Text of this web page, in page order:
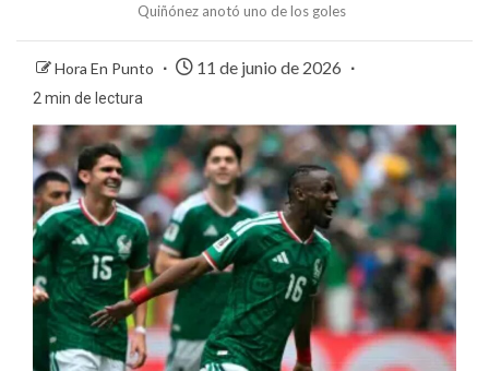
Quiñónez anotó uno de los goles
Hora En Punto 11 de junio de 2026
2 min de lectura